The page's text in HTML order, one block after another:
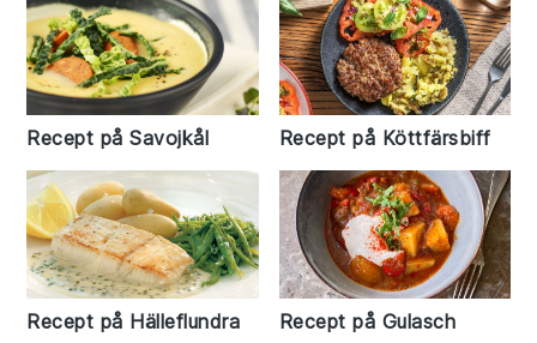
Recept på Savojkål Recept på Köttfärsbiff
Recept på Hälleflundra Recept på Gulasch